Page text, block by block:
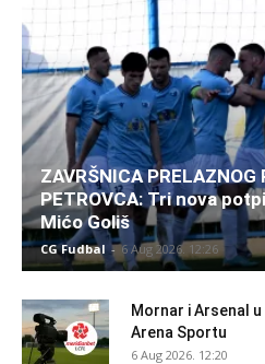
ZAVRŠNICA PRELAZNOG
PETROVCA: Tri nova
Mićo Goliš
CG Fudbal - 6 Aug 2026. 12:26
Mornar i Arsenal
Arena Sportu
6 Aug 2026. 12:20